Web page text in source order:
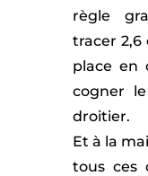
règle
tracer 2,6
place en
cogner
droitier.
Et à la
tous ces